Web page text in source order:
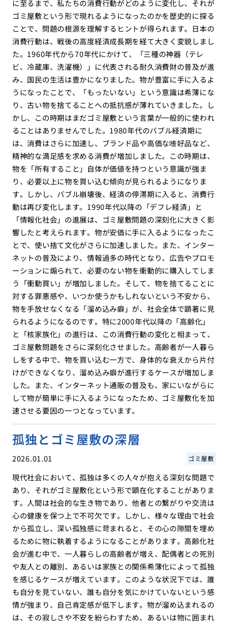
に至るまで、私たちの消費行動がどのように変化し、それが
ゴミ屋敷という形で現れるようになったのかを歴史的に探る
ことで、問題の根源を理解するヒントが得られます。日本の
消費行動は、戦後の高度経済成長期を経て大きく変貌しまし
た。1960年代から70年代にかけて、「三種の神器（テレ
ビ、冷蔵庫、洗濯機）」に代表される耐久消費財の普及が進
み、国民の生活は豊かになりました。物が豊富に手に入るよ
うになったことで、「もったいない」という意識は希薄にな
り、古い物を捨てることへの抵抗感が薄れていきました。し
かし、この時期はまだゴミ屋敷という言葉が一般的に使われ
ることはありませんでした。1980年代のバブル経済期に
は、消費はさらに加速し、ブランド品や高価な嗜好品など、
精神的な満足感を求める消費が増加しました。この時期は、
物を「所有すること」自体が価値を持つという意識が強ま
り、必要以上に物を買い込む傾向が見られるようになりま
す。しかし、バブル崩壊後、経済の停滞期に入ると、消費行
動は再び変化します。1990年代以降の「デフレ経済」と
「情報化社会」の進展は、ゴミ屋敷問題の深刻化に大きく影
響したと考えられます。物が安価に手に入るようになったこ
とで、使い捨て文化がさらに加速しました。また、インター
ネットの普及により、情報過多の時代となり、広告やプロモ
ーションに煽られて、必要のない物を衝動的に購入してしま
う「衝動買い」が増加しました。そして、物を捨てることに
対する罪悪感や、いつか使うかもしれないという不安から、
物を手放せなくなる「溜め込み癖」が、社会全体で顕著に見
られるようになるのです。特に2000年代以降の「高齢化」
と「核家族化」の進行は、この消費行動の変化と相まって、
ゴミ屋敷問題をさらに深刻化させました。高齢者が一人暮ら
しをする中で、物を買い込む一方で、身体的な衰えから片付
けができなくなり、溜め込み癖が進行するケースが増加しま
した。また、インターネット通販の普及も、家にいながらに
して物が簡単に手に入るようになったため、ゴミ屋敷化を加
速させる要因の一つとなっています。
孤独とゴミ屋敷の深層
2026.01.01 ゴミ屋敷
現代社会において、孤独は多くの人々が抱える深刻な問題で
あり、それがゴミ屋敷化という形で顕在化することがありま
す。人間は社会的な生き物であり、他者との繋がりや交流は
心の健康を保つ上で不可欠です。しかし、様々な理由で社会
から孤立し、深い孤独感に苛まれると、その心の隙間を埋め
るために物に執着するようになることがあります。高齢化社
会が進む中で、一人暮らしの高齢者が増え、配偶者との死別
や友人との離別、あるいは家族との関係希薄化によって孤独
を感じるケースが増えています。このような状況下では、誰
も自分を見ていない、誰も自分を気にかけていないという感
情が強まり、自己肯定感が低下します。物が溜め込まれるの
は、その寂しさや不安を紛らわすため、あるいは物に囲まれ